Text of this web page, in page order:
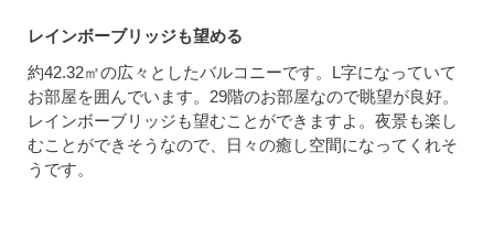
レインボーブリッジも望める
約42.32㎡の広々としたバルコニーです。L字になっていて
お部屋を囲んでいます。29階のお部屋なので眺望が良好。
レインボーブリッジも望むことができますよ。夜景も楽し
むことができそうなので、日々の癒し空間になってくれそ
うです。